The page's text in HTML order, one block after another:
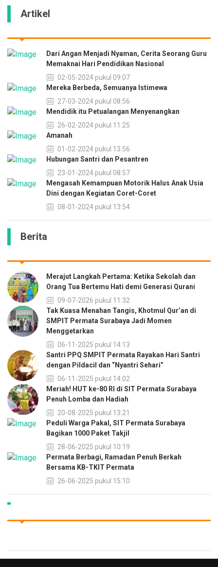
Artikel
Dari Angan Menjadi Nyaman, Cerita Seorang Guru
Memaknai Hari Pendidikan Nasional
02-05-2024 pukul 09:07
Mereka Berbeda, Semuanya Istimewa
27-03-2024 pukul 08:56
Mendidik itu Petualangan Menyenangkan
26-02-2024 pukul 11:25
Amanah
01-02-2024 pukul 13:56
Hubungan Santri dan Pesantren
23-01-2024 pukul 08:57
Mengasah Kemampuan Motorik Halus Anak Usia
Dini dengan Kegiatan Coret-Coret
08-01-2024 pukul 13:54
Berita
Merajut Langkah Pertama: Ketika Sekolah dan
Orang Tua Bertemu Hati demi Generasi Qurani
09-07-2026 pukul 11:32
Tak Kuasa Menahan Tangis, Khotmul Qur’an di
SMPIT Permata Surabaya Jadi Momen
Menggetarkan
06-11-2025 pukul 14:13
Santri PPQ SMPIT Permata Rayakan Hari Santri
dengan Pildacil dan “Nyantri Sehari”
06-11-2025 pukul 14:02
Meriah! HUT ke-80 RI di SIT Permata Surabaya
Penuh Lomba dan Hadiah
20-08-2025 pukul 13:21
Peduli Warga Pakal, SIT Permata Surabaya
Bagikan 1000 Paket Takjil
28-06-2025 pukul 10:19
Permata Berbagi, Ramadan Penuh Berkah
Bersama KB-TKIT Permata
26-06-2025 pukul 15:10